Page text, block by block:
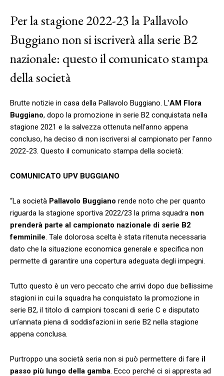
Per la stagione 2022-23 la Pallavolo
Buggiano non si iscriverà alla serie B2
nazionale: questo il comunicato stampa
della società
Brutte notizie in casa della Pallavolo Buggiano. L’AM Flora
Buggiano, dopo la promozione in serie B2 conquistata nella
stagione 2021 e la salvezza ottenuta nell’anno appena
concluso, ha deciso di non iscriversi al campionato per l’anno
2022-23. Questo il comunicato stampa della società:
COMUNICATO UPV BUGGIANO
“La società Pallavolo Buggiano rende noto che per quanto
riguarda la stagione sportiva 2022/23 la prima squadra non
prenderà parte al campionato nazionale di serie B2
femminile. Tale dolorosa scelta è stata ritenuta necessaria
dato che la situazione economica generale e specifica non
permette di garantire una copertura adeguata degli impegni.
Tutto questo è un vero peccato che arrivi dopo due bellissime
stagioni in cui la squadra ha conquistato la promozione in
serie B2, il titolo di campioni toscani di serie C e disputato
un’annata piena di soddisfazioni in serie B2 nella stagione
appena conclusa.
Purtroppo una società seria non si può permettere di fare il
passo più lungo della gamba. Ecco perché ci si appresta ad